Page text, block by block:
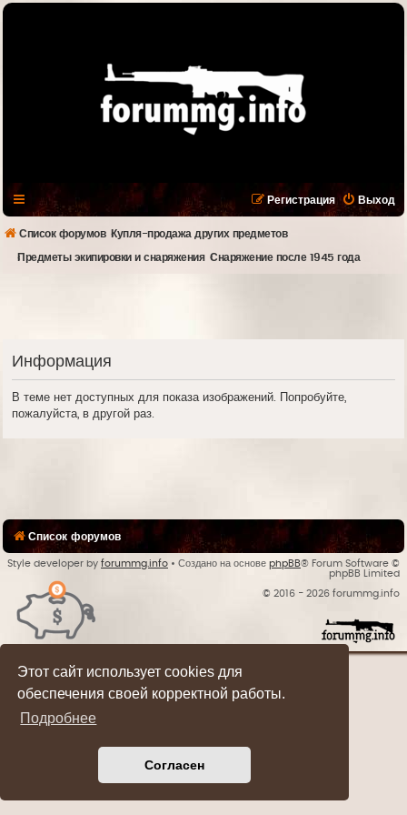
Этот сайт использует cookies для
обеспечения своей корректной работы.
Подробнее
Согласен
Выход
Регистрация
Список форумов Купля-продажа других предметов
Предметы экипировки и снаряжения Снаряжение после 1945 года
Информация
В теме нет доступных для показа изображений. Попробуйте,
пожалуйста, в другой раз.
Список форумов
Style developer by forummg.info • Создано на основе phpBB® Forum Software ©
phpBB Limited
© 2016 - 2026 forummg.info